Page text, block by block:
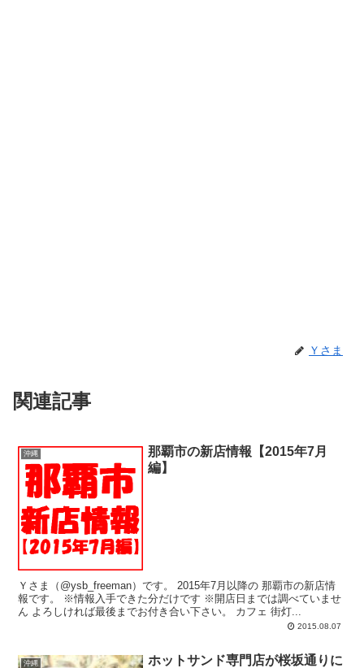
Ｙさま
関連記事
沖縄
那覇市の新店情報【2015年7月
編】
Ｙさま（@ysb_freeman）です。 2015年7月以降の 那覇市の新店情
報です。 ※情報入手できた分だけです ※開店日までは調べていませ
ん よろしければ最後までお付き合い下さい。 カフェ 街灯...
2015.08.07
沖縄
ホットサンド専門店が桜坂通りに